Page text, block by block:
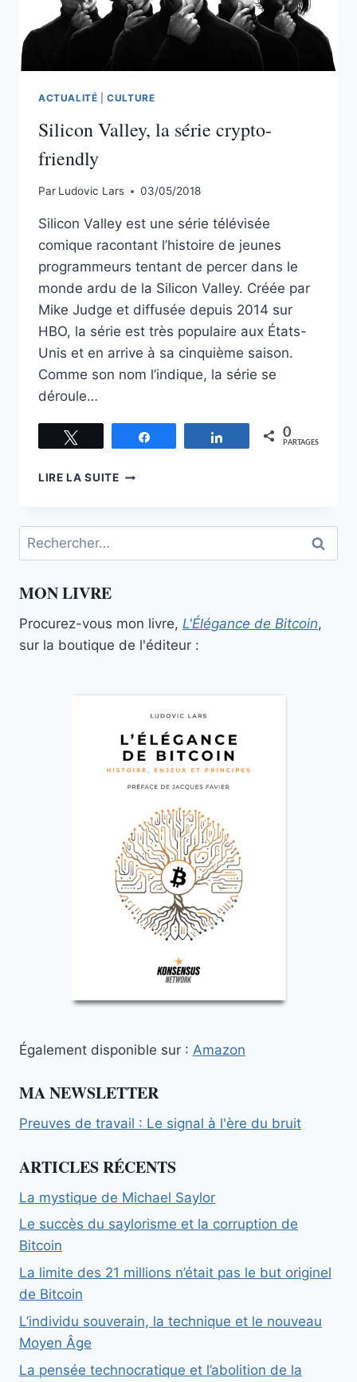
ACTUALITÉ |CULTURE
Silicon Valley, la série crypto-
friendly
Par Ludovic Lars 03/05/2018
Silicon Valley est une série télévisée
comique racontant l’histoire de jeunes
programmeurs tentant de percer dans le
monde ardu de la Silicon Valley. Créée par
Mike Judge et diffusée depuis 2014 sur
HBO, la série est très populaire aux États-
Unis et en arrive à sa cinquième saison.
Comme son nom l’indique, la série se
déroule…
Partagez 0
PARTAGES
LIRE LA SUITESILICON
SÉRIE
FRIENDLY
Rechercher :
MON LIVRE
Procurez-vous mon livre, L'Élégance de Bitcoin,
sur la boutique de l'éditeur :
Également disponible sur : Amazon
MA NEWSLETTER
Preuves de travail : Le signal à l'ère du bruit
ARTICLES RÉCENTS
La mystique de Michael Saylor
Le succès du saylorisme et la corruption de
Bitcoin
La limite des 21 millions n’était pas le but originel
de Bitcoin
L’individu souverain, la technique et le nouveau
Moyen Âge
La pensée technocratique et l’abolition de la